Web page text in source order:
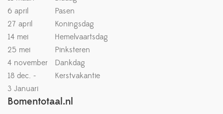
6 april
Pasen
27 april
Koningsdag
14 mei
Hemelvaartsdag
25 mei
Pinksteren
4 november
Dankdag
18 dec. -
Kerstvakantie
3 Januari
Bomentotaal.nl